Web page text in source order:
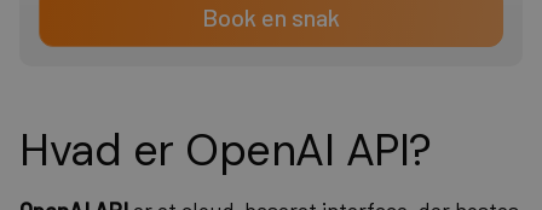
Hvad er OpenAI API?
Book en snak